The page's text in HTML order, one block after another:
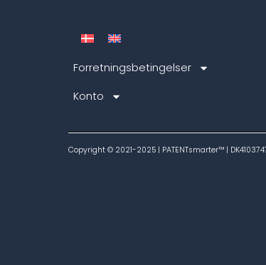
Forretningsbetingelser
Konto
Copyright © 2021-2025 | PATENTsmarter™ |